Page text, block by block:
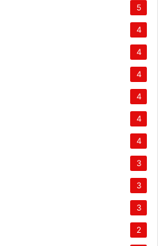
5
4
4
4
4
4
4
3
3
3
2